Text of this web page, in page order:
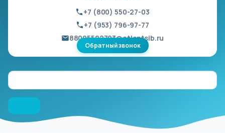
+7 (800) 550-27-03
+7 (953) 796-97-77
88005502703@atlantsib.ru
Обратный звонок